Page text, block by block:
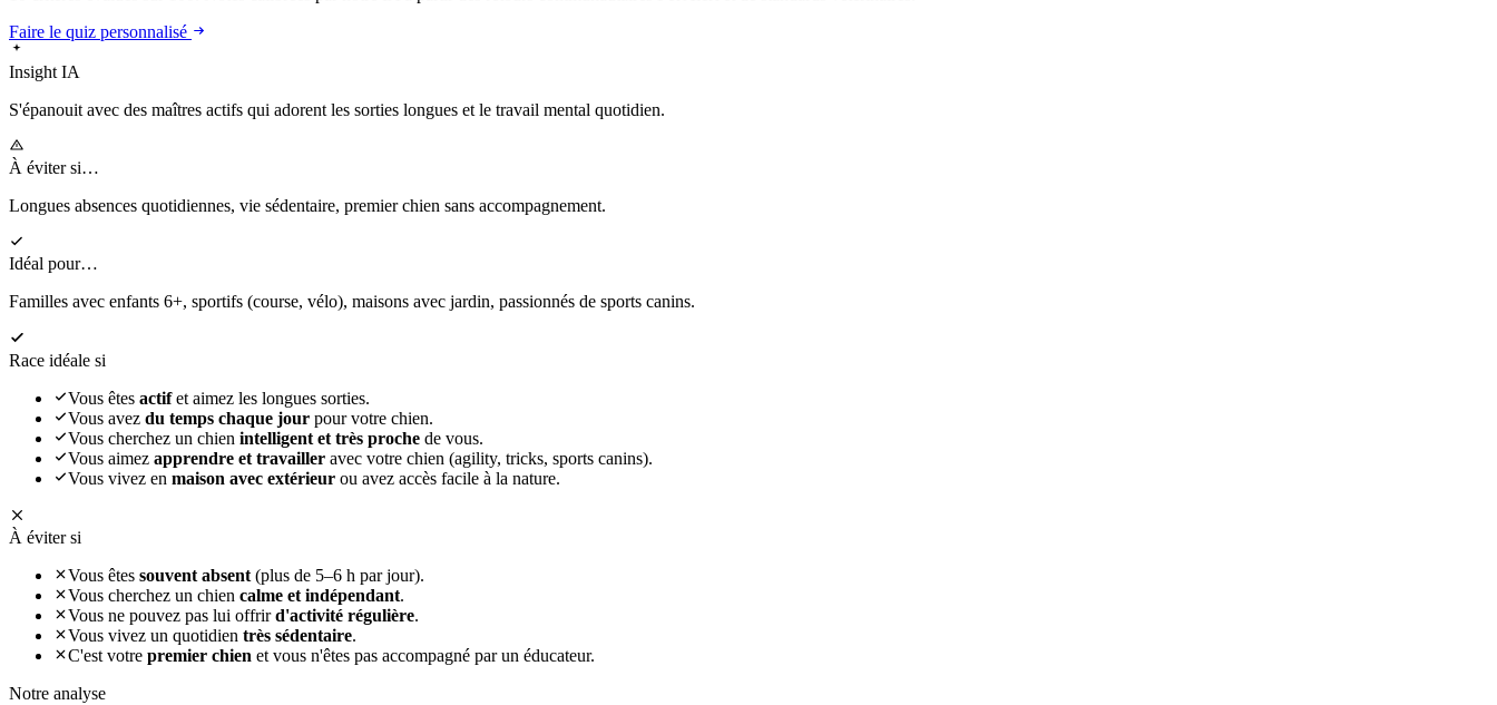
Faire le quiz personnalisé
Insight IA
S'épanouitavec des maîtres actifs qui adorent les sorties longues et le travail mental quotidien.
À éviter si…
Longues absences quotidiennes, vie sédentaire, premier chien sans accompagnement.
Idéal pour…
Familles avec enfants 6+, sportifs (course, vélo), maisons avec jardin, passionnés de sports canins.
Race idéale si
Vous êtes actifet aimez les longues sorties.
Vous avez du temps chaque jour pour votre chien.
Vous cherchez un chien intelligent et très proche de vous.
Vous aimez apprendre et travailler avec votre chien (agility, tricks, sports canins).
Vous vivez en maison avec extérieur ou avez accès facile à la nature.
À éviter si
Vous êtes souvent absent(plus de 5–6 h par jour).
Vous cherchez un chien calme et indépendant.
Vous ne pouvez pas lui offrird'activité régulière.
Vous vivez un quotidien très sédentaire.
C'est votre premier chien et vous n'êtes pas accompagné par un éducateur.
Notre analyse